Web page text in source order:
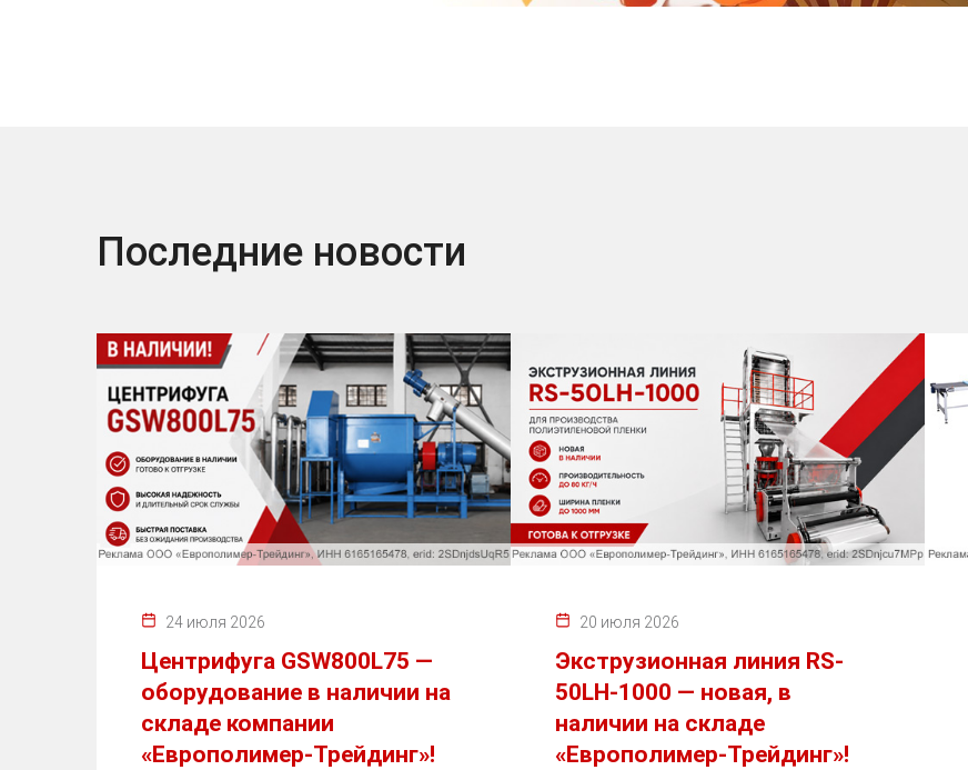
Последние новости
24 июля 2026
Центрифуга GSW800L75 —
оборудование в наличии на
складе компании
«Европолимер-Трейдинг»!
20 июля 2026
Экструзионная линия RS-
50LH-1000 — новая, в
наличии на складе
«Европолимер-Трейдинг»!